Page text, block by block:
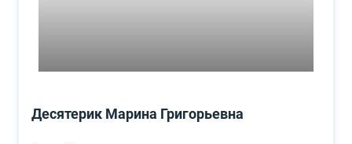
Десятерик Марина Григорьевна